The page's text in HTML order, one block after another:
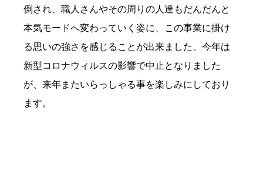
倒され、職人さんやその周りの人達もだんだんと
本気モードへ変わっていく姿に、この事業に掛け
る思いの強さを感じることが出来ました。今年は
新型コロナウィルスの影響で中止となりました
が、来年またいらっしゃる事を楽しみにしており
ます。